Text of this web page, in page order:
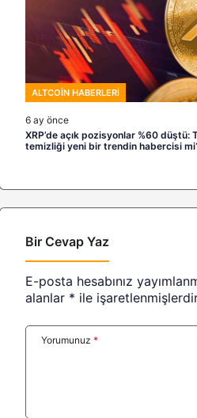
ALTCOIN HABERLERI
6 ay önce
XRP’de açık pozisyonlar %60 düştü:
temizliği yeni bir trendin habercisi
Bir Cevap Yaz
E-posta hesabınız
alanlar * ile
Yorumunuz *